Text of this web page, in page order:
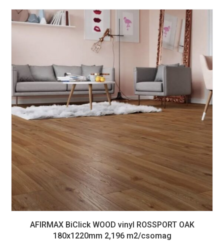
AFIRMAX BiClick WOOD vinyl ROSSPORT OAK
180x1220mm 2,196 m2/csomag